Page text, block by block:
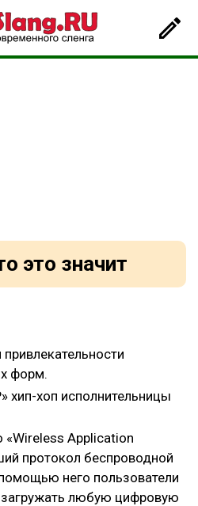
это значит
форм.
хип-хоп исполнительницы
«Wireless Application
протокол беспроводной
него пользователи
любую цифровую